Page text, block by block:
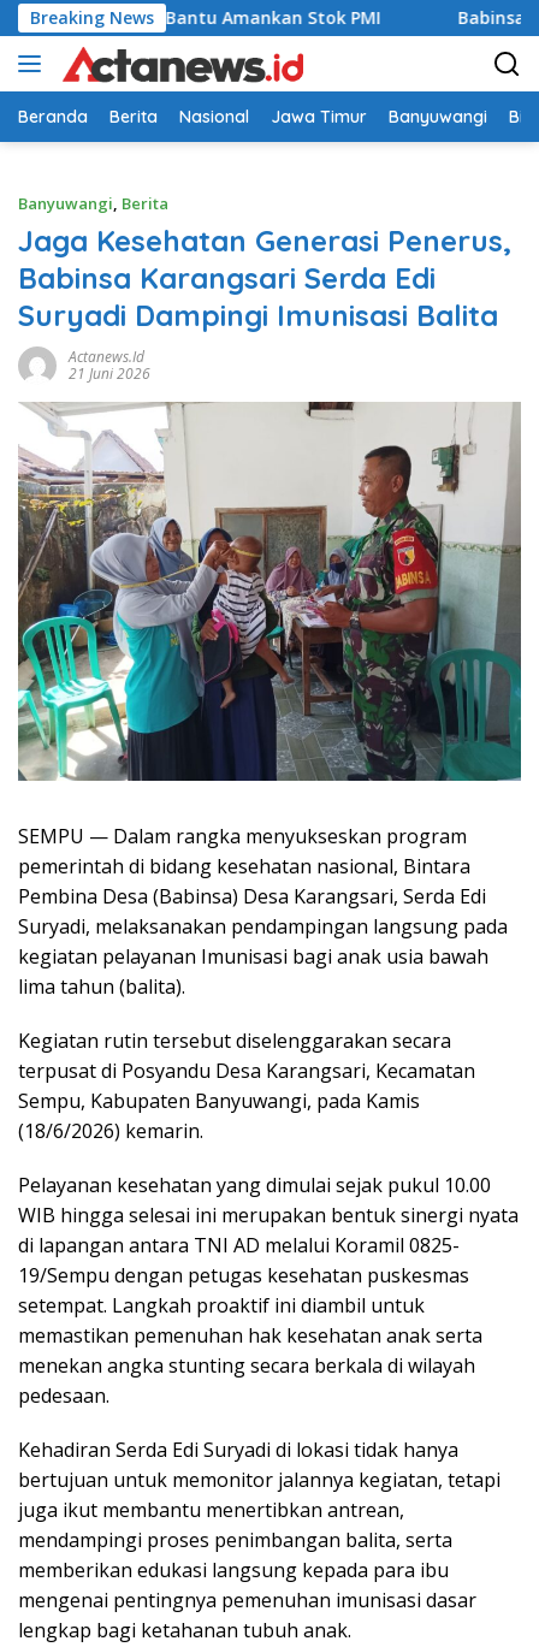
Langsung
ke
konten
Breaking News
Bantu Amankan Stok PMI Babinsa Koramil
Beranda Berita Nasional Jawa Timur Banyuwangi
Banyuwangi, Berita
Jaga Kesehatan Generasi Penerus,
Babinsa Karangsari Serda Edi
Suryadi Dampingi Imunisasi Balita
Actanews.id
21 Juni 2026
SEMPU — Dalam rangka menyukseskan program
pemerintah di bidang kesehatan nasional, Bintara
Pembina Desa (Babinsa) Desa Karangsari, Serda Edi
Suryadi, melaksanakan pendampingan langsung pada
kegiatan pelayanan Imunisasi bagi anak usia bawah
lima tahun (balita).
Kegiatan rutin tersebut diselenggarakan secara
terpusat di Posyandu Desa Karangsari, Kecamatan
Sempu, Kabupaten Banyuwangi, pada Kamis
(18/6/2026) kemarin.
Pelayanan kesehatan yang dimulai sejak pukul 10.00
WIB hingga selesai ini merupakan bentuk sinergi nyata
di lapangan antara TNI AD melalui Koramil 0825-
19/Sempu dengan petugas kesehatan puskesmas
setempat. Langkah proaktif ini diambil untuk
memastikan pemenuhan hak kesehatan anak serta
menekan angka stunting secara berkala di wilayah
pedesaan.
Kehadiran Serda Edi Suryadi di lokasi tidak hanya
bertujuan untuk memonitor jalannya kegiatan, tetapi
juga ikut membantu menertibkan antrean,
mendampingi proses penimbangan balita, serta
memberikan edukasi langsung kepada para ibu
mengenai pentingnya pemenuhan imunisasi dasar
lengkap bagi ketahanan tubuh anak.